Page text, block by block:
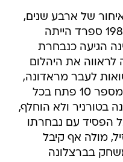
של ארבע שנים,
אבל הוא הגיע למונדיאל. ב-1982 ספרד הייתה
הגיעה כנבחרת
לראווה את היהלום
לעבר מראדונה,
אלא שהוא קרס תחת הלחץ. מספר 10 פתח בכל
בטורניר ולא הוחלף,
הפסיד עם נבחרתו
מולה אף קיבל
בברצלונה